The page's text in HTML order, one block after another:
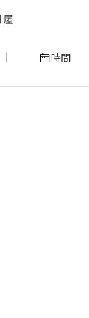
時間
篩選條件，或著